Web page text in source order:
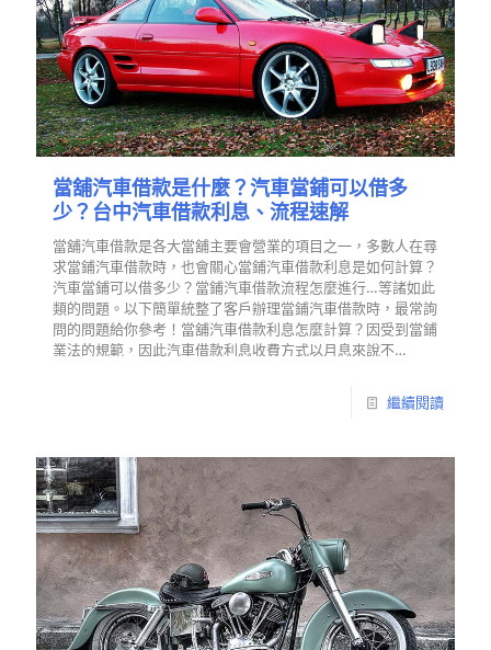
當舖汽車借款是什麼？汽車當鋪可以借多
少？台中汽車借款利息、流程速解
當舖汽車借款是各大當舖主要會營業的項目之一，多數人在尋
求當鋪汽車借款時，也會關心當鋪汽車借款利息是如何計算？
汽車當鋪可以借多少？當鋪汽車借款流程怎麼進行…等諸如此
類的問題。以下簡單統整了客戶辦理當鋪汽車借款時，最常詢
問的問題給你參考！當舖汽車借款利息怎麼計算？因受到當鋪
業法的規範，因此汽車借款利息收費方式以月息來說不…
繼續閱讀